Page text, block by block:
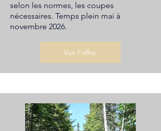
selon les normes, les coupes
nécessaires. Temps plein mai à
novembre 2026.
Voir l'offre